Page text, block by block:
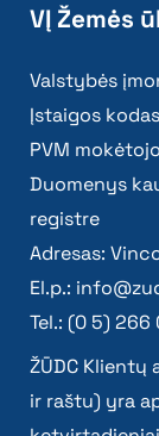
VĮ Žemės
Valstybės
Įstaigos
PVM
Duomenys
registre
Adresas:
El.p.:
Tel.: (0 5) 266
ŽŪDC
ir raštu) yra